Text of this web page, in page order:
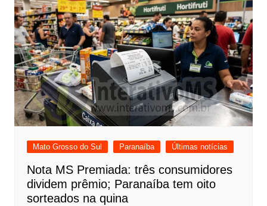
Mato Grosso do Sul Paranaíba Últimas notícias
Nota MS Premiada: três consumidores
dividem prêmio; Paranaíba tem oito
sorteados na quina